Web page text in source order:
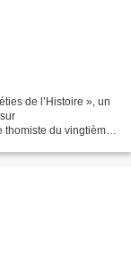
de l’Histoire », un
du vingtième